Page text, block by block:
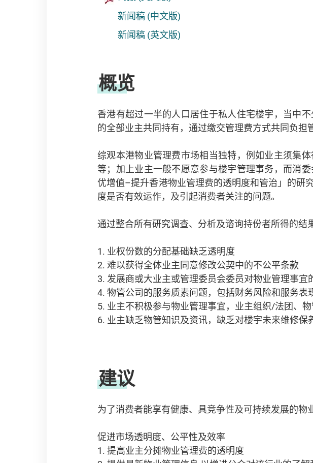
新闻稿 (中文版)
新闻稿 (英文版)
概览
香港有超过一半的人口居住于私人住宅楼宇，当中
的全部业主共同持有，通过缴交管理费方式共同负担
综观本港物业管理费市场相当独特，例如业主须集
等；加上业主一般不愿意参与楼宇管理事务，而消
优增值–提升香港物业管理费的透明度和管治」的研
度是否有效运作，及引起消费者关注的问题。
通过整合所有研究调查、分析及谘询持份者所得的结
1. 业权份数的分配基础缺乏透明度
2. 难以获得全体业主同意修改公契中的不公平条款
3. 发展商或大业主或管理委员会委员对物业管理事宜
4. 物管公司的服务质素问题，包括财务风险和服务表
5. 业主不积极参与物业管理事宜，业主组织/法团、
6. 业主缺乏物管知识及资讯，缺乏对楼宇未来维修
建议
为了消费者能享有健康、具竞争性及可持续发展的物
促进市场透明度、公平性及效率
1. 提高业主分摊物业管理费的透明度